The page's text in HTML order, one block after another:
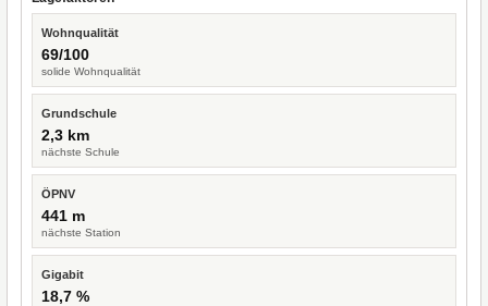
Wohnqualität
69/100
solide Wohnqualität
Grundschule
2,3 km
nächste Schule
ÖPNV
441 m
nächste Station
Gigabit
18,7 %